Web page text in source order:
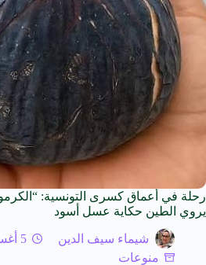
رحلة في أعماق كسرى التونسية:
يروي الطين حكاية عسل أسود
شيماء سيف الدين
5 أغسطس 2026
منوعات